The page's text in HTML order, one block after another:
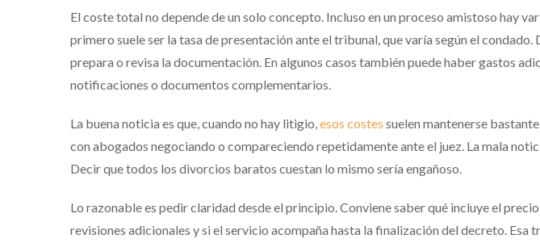
El coste total no depende de un solo concepto. Incluso en un proceso amistoso hay
primero suele ser la tasa de presentación ante el tribunal, que varía según el condado.
prepara o revisa la documentación. En algunos casos también puede haber gastos
notificaciones o documentos complementarios.
La buena noticia es que, cuando no hay litigio,esos costes suelen mantenerse
con abogados negociando o compareciendo repetidamente ante el juez. La mala
Decir que todos los divorcios baratos cuestan lo mismo sería engañoso.
Lo razonable es pedir claridad desde el principio. Conviene saber qué incluye el
revisiones adicionales y si el servicio acompaña hasta la finalización del decreto. Esa